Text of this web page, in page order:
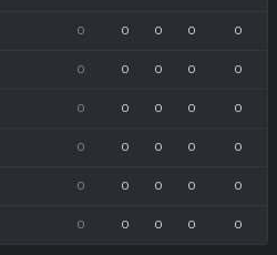
0 0 0 0 0
0 0 0 0 0
0 0 0 0 0
0 0 0 0 0
0 0 0 0 0
0 0 0 0 0